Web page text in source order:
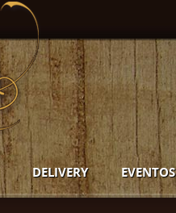
DELIVERY EVENTOS